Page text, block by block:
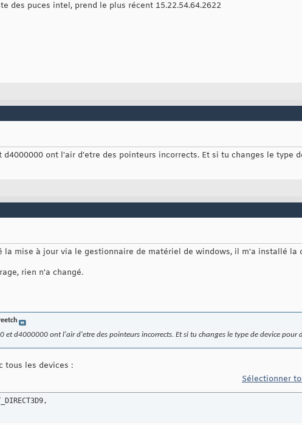
des puces intel, prend le plus récent 15.22.54.64.2622
ont l'air d'etre des pointeurs incorrects. Et si tu changes le type
la mise à jour via le gestionnaire de matériel de windows, il m'a installé la
rien n'a changé.
et d4000000 ont l'air d'etre des pointeurs incorrects. Et si tu changes le type de device pour
tous les devices :
Sélectionner